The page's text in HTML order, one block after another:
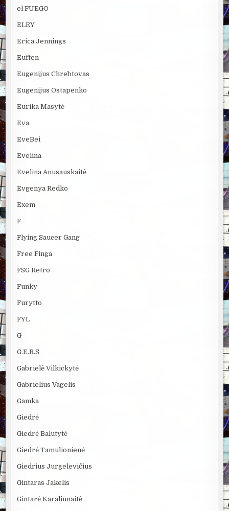
el FUEGO
ELEY
Erica Jennings
Euften
Eugenijus Chrebtovas
Eugenijus Ostapenko
Eurika Masytė
Eva
EveBei
Evelina
Evelina Anusauskaitė
Evgenya Redko
Exem
F
Flying Saucer Gang
Free Finga
FSG Retro
Funky
Furytto
FYL
G
G.E.R.S
Gabrielė Vilkickytė
Gabrielius Vagelis
Gamka
Giedrė
Giedrė Balutytė
Giedrė Tamulionienė
Giedrius Jurgelevičius
Gintaras Jakelis
Gintarė Karaliūnaitė